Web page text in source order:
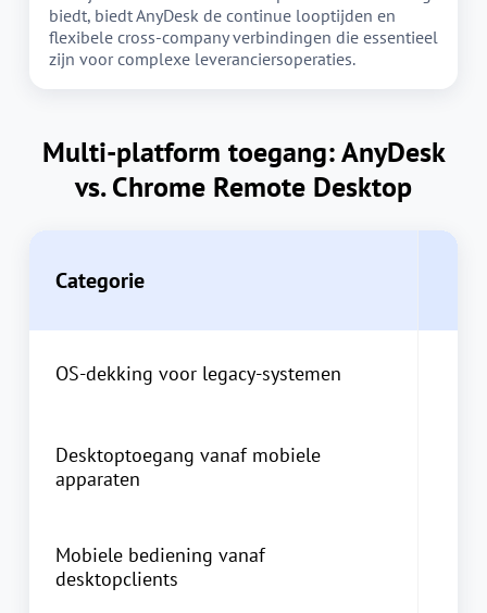
biedt, biedt AnyDesk de continue looptijden en
flexibele cross-company verbindingen die essentieel
zijn voor complexe leveranciersoperaties.
Multi-platform toegang: AnyDesk
vs. Chrome Remote Desktop
Categorie
OS-dekking voor legacy-systemen
Desktoptoegang vanaf mobiele
apparaten
Mobiele bediening vanaf
desktopclients